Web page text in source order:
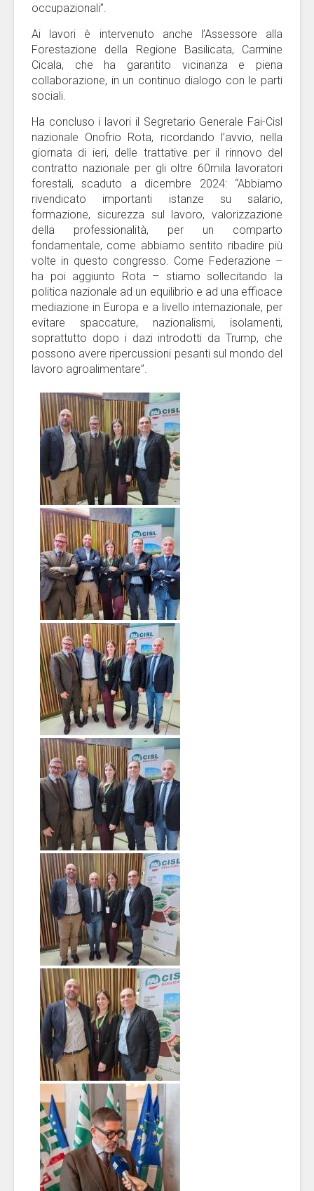
occupazionali”.
Ai lavori è intervenuto anche l’Assessore alla
Forestazione della Regione Basilicata, Carmine
Cicala, che ha garantito vicinanza e piena
collaborazione, in un continuo dialogo con le parti
sociali.
Ha concluso i lavori il Segretario Generale Fai-Cisl
nazionale Onofrio Rota, ricordando l’avvio, nella
giornata di ieri, delle trattative per il rinnovo del
contratto nazionale per gli oltre 60mila lavoratori
forestali, scaduto a dicembre 2024: “Abbiamo
rivendicato importanti istanze su salario,
formazione, sicurezza sul lavoro, valorizzazione
della professionalità, per un comparto
fondamentale, come abbiamo sentito ribadire più
volte in questo congresso. Come Federazione –
ha poi aggiunto Rota – stiamo sollecitando la
politica nazionale ad un equilibrio e ad una efficace
mediazione in Europa e a livello internazionale, per
evitare spaccature, nazionalismi, isolamenti,
soprattutto dopo i dazi introdotti da Trump, che
possono avere ripercussioni pesanti sul mondo del
lavoro agroalimentare”.